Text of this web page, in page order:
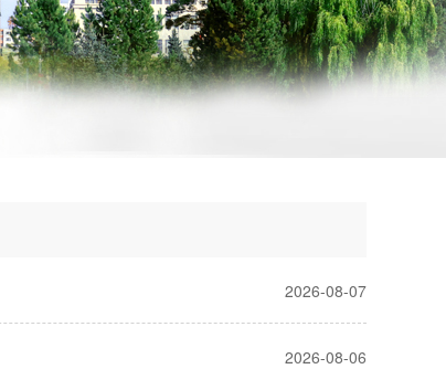
2026-08-07
2026-08-06